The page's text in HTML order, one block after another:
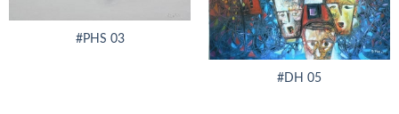
#PHS 03
#DH 05